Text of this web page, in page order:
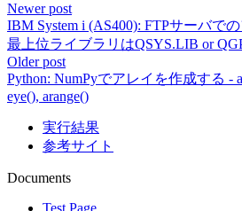
Newer post
IBM System i (AS400): FTPサーバで
最上位ライブラリはQSYS.LIB or
Older post
Python: NumPyでアレイを作成する -
eye(), arange()
実行結果
参考サイト
Documents
Test Page